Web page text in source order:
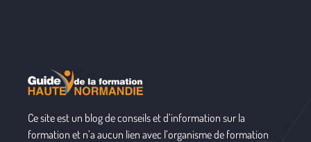
Ce site est un blog de conseils et d’information sur la
formation et n’a aucun lien avec l’organisme de formation